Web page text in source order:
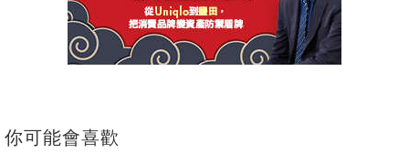
你可能會喜歡